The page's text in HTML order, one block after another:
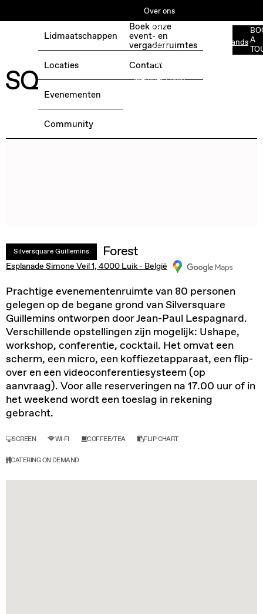
BOEK EEN GRATIS TESTDAG →
Over ons
ESG
Jobs
Media
Member Login
Nederlands
Lidmaatschappen
Locaties
Evenementen
Community
Boek onze
event- en
vergaderruimtes
Contact
A
Silversquare Guillemins Forest
Esplanade Simone Veil 1, 4000 Luik - België
Prachtige evenementenruimte van 80 personen
gelegen op de begane grond van Silversquare
Guillemins ontworpen door Jean-Paul Lespagnard.
Verschillende opstellingen zijn mogelijk: Ushape,
workshop, conferentie, cocktail. Het omvat een
scherm, een micro, een koffiezetapparaat, een flip-
over en een videoconferentiesysteem (op
aanvraag). Voor alle reserveringen na 17.00 uur of in
het weekend wordt een toeslag in rekening
gebracht.
SCREEN WI-FI COFFEE/TEA FLIP CHART
CATERING ON DEMAND